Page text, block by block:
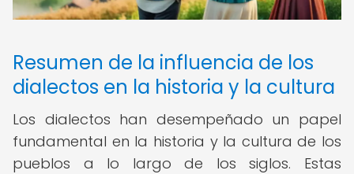
Resumen de la influencia de los
dialectos en la historia y la cultura
Los dialectos han desempeñado un papel
fundamental en la historia y la cultura de los
pueblos a lo largo de los siglos. Estas